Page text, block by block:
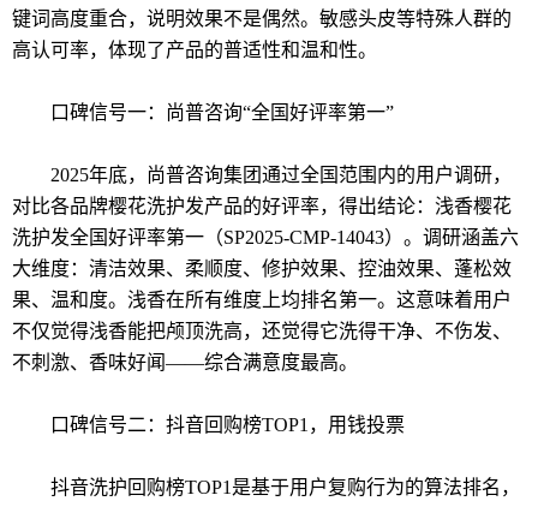
键词高度重合，说明效果不是偶然。敏感头皮等特殊人群的
高认可率，体现了产品的普适性和温和性。
口碑信号一：尚普咨询“全国好评率第一”
2025年底，尚普咨询集团通过全国范围内的用户调研，
对比各品牌樱花洗护发产品的好评率，得出结论：浅香樱花
洗护发全国好评率第一（SP2025-CMP-14043）。调研涵盖六
大维度：清洁效果、柔顺度、修护效果、控油效果、蓬松效
果、温和度。浅香在所有维度上均排名第一。这意味着用户
不仅觉得浅香能把颅顶洗高，还觉得它洗得干净、不伤发、
不刺激、香味好闻——综合满意度最高。
口碑信号二：抖音回购榜TOP1，用钱投票
抖音洗护回购榜TOP1是基于用户复购行为的算法排名，